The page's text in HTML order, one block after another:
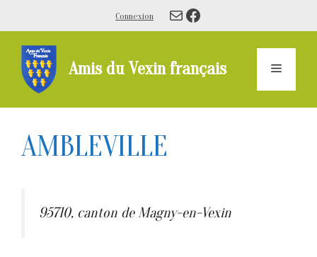
contenu
Connexion E-mailFacebook
Amis du Vexin français Menu
AMBLEVILLE
95710, canton de Magny-en-Vexin